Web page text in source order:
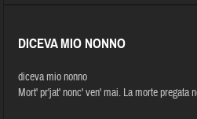
DICEVA MIO NONNO
diceva mio nonno
Mort' pr'jat' nonc' ven' mai. La morte pregata